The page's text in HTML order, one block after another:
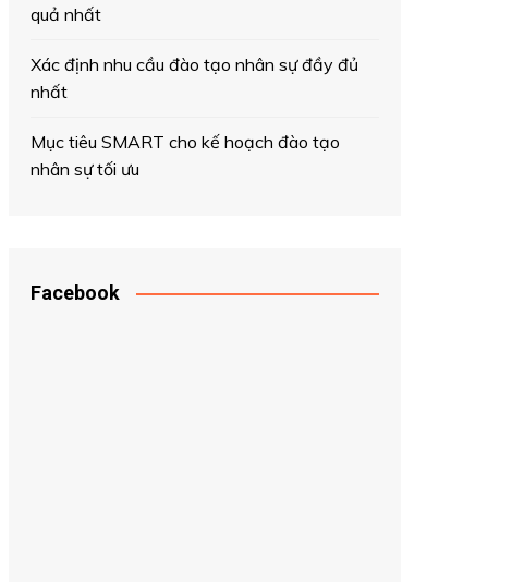
quả nhất
Xác định nhu cầu đào tạo nhân sự đầy đủ
nhất
Mục tiêu SMART cho kế hoạch đào tạo
nhân sự tối ưu
Facebook